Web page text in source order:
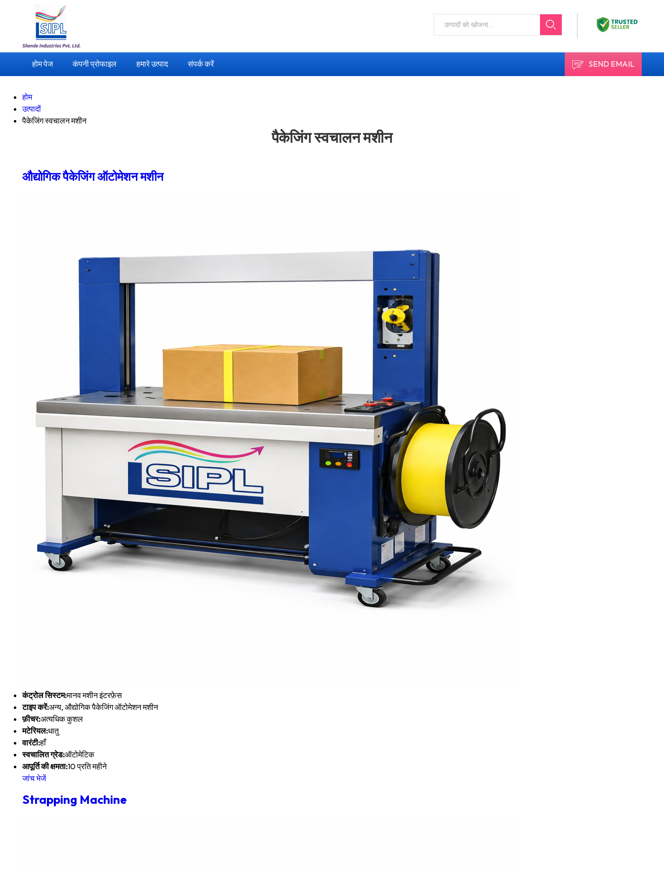
होम पेज कंपनी प्रोफाइल हमारे उत्पाद संपर्क करें SEND EMAIL
होम
उत्पादों
पैकेजिंग स्वचालन मशीन
पैकेजिंग स्वचालन मशीन
औद्योगिक पैकेजिंग ऑटोमेशन मशीन
कंट्रोल सिस्टम:मानव मशीन इंटरफ़ेस
टाइप करें:अन्य, औद्योगिक पैकेजिंग ऑटोमेशन मशीन
फ़ीचर:अत्यधिक कुशल
मटेरियल:धातु
वारंटी:हाँ
स्वचालित ग्रेड:ऑटोमेटिक
आपूर्ति की क्षमता:10 प्रति महीने
जांच भेजें
Strapping Machine